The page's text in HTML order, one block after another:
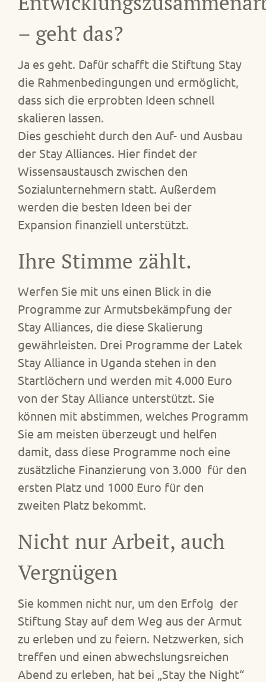
– geht das?
Ja es geht. Dafür schafft die Stiftung Stay
die Rahmenbedingungen und ermöglicht,
dass sich die erprobten Ideen schnell
skalieren lassen.
Dies geschieht durch den Auf- und Ausbau
der Stay Alliances. Hier findet der
Wissensaustausch zwischen den
Sozialunternehmern statt. Außerdem
werden die besten Ideen bei der
Expansion finanziell unterstützt.
Ihre Stimme zählt.
Werfen Sie mit uns einen Blick in die
Programme zur Armutsbekämpfung der
Stay Alliances, die diese Skalierung
gewährleisten. Drei Programme der Latek
Stay Alliance in Uganda stehen in den
Startlöchern und werden mit 4.000 Euro
von der Stay Alliance unterstützt. Sie
können mit abstimmen, welches Programm
Sie am meisten überzeugt und helfen
damit, dass diese Programme noch eine
zusätzliche Finanzierung von 3.000 für den
ersten Platz und 1000 Euro für den
zweiten Platz bekommt.
Nicht nur Arbeit, auch
Vergnügen
Sie kommen nicht nur, um den Erfolg der
Stiftung Stay auf dem Weg aus der Armut
zu erleben und zu feiern. Netzwerken, sich
treffen und einen abwechslungsreichen
Abend zu erleben, hat bei „Stay the Night“